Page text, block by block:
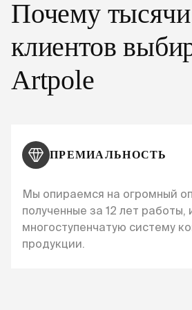
Почему тысячи
клиентов
Artpole
ПРЕМИАЛЬНОСТЬ
Мы опираемся на огромный
полученные за 12 лет работы,
многоступенчатую систему
продукции.